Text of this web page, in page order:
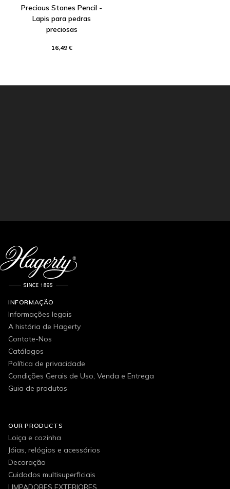
Precious Stones Pencil -
Lapis para pedras
preciosas
16,49 €
INFORMAÇÃO
Informações legais
A história de Hagerty
Contate-Nos
Catálogos
Política de privacidade
Condições Gerais de Uso, Venda e Entrega
Guia de produtos
OUR PRODUCTS
Loiça e cozinha
Jóias, relógios e acessórios
Decoração
Cuidados multisuperficiais
LIMPADORES EXTERIORES